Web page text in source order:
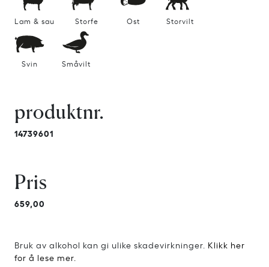
Lam & sau Storfe Ost Storvilt
Svin Småvilt
produktnr.
14739601
Pris
659,00
Bruk av alkohol kan gi ulike skadevirkninger. Klikk her
for å lese mer.